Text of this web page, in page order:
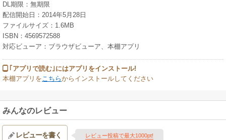
DL期限：無期限
配信開始日：2014年5月28日
ファイルサイズ：1.6MB
ISBN：4569572588
対応ビューア：ブラウザビューア、本棚アプリ
｢アプリで読む｣にはアプリをインストール!
本棚アプリをこちらからインストールしてください
みんなのレビュー
レビューを書く レビュー投稿で最大1000pt!